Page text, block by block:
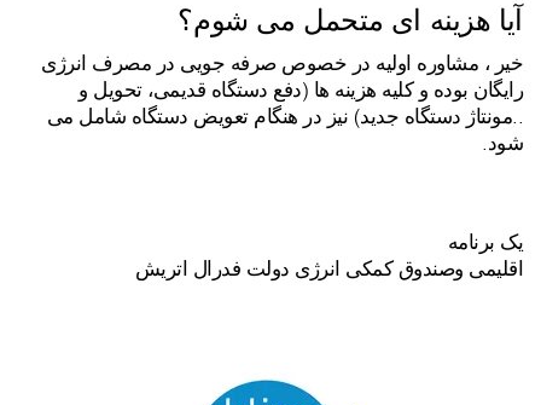
آیا هزینه ای متحمل می شوم؟
خیر ، مشاوره اولیه در خصوص صرفه جویی در مصرف انرژی
رایگان بوده و کلیه هزینه ها (دفع دستگاه قدیمی، تحویل و
..مونتاژ دستگاه جدید) نیز در هنگام تعویض دستگاه شامل می
شود.
یک برنامه
اقلیمی وصندوق کمکی انرژی دولت فدرال اتریش